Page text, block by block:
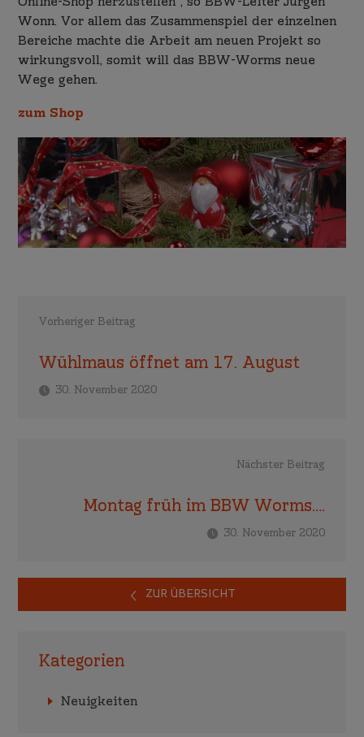
Wonn. Vor allem das Zusammenspiel der einzelnen
Bereiche machte die Arbeit am neuen Projekt so
wirkungsvoll, somit will das BBW-Worms neue
Wege gehen.
zum Shop
Vorheriger Beitrag
Wühlmaus öffnet am 17. August
30. November 2020
Nächster Beitrag
Montag früh im BBW Worms….
30. November 2020
ZUR ÜBERSICHT
Kategorien
Neuigkeiten